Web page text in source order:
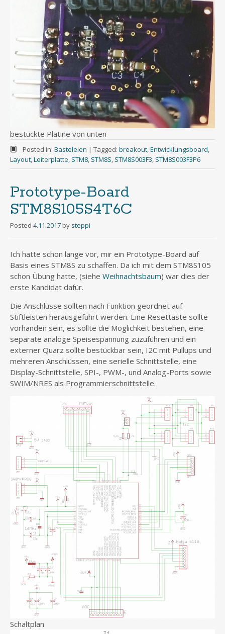
bestückte Platine von unten
Posted in: Basteleien | Tagged: breakout, Entwicklungsboard
Layout Leiterplatte STM8 STM8S STM8S003F3 STM8S003F3P6
Prototype-Board
STM8S105S4T6C
Posted 4.11.2017 by steppi
Ich hatte schon lange vor, mir ein Prototype-Board auf
Basis eines STM8S zu schaffen. Da ich mit dem STM8S105
schon Übung hatte, (siehe Weihnachtsbaum) war dies der
erste Kandidat dafür.
Die Anschlüsse sollten nach Funktion geordnet auf
Stiftleisten herausgeführt werden. Eine Resettaste sollte
vorhanden sein, es sollte die Möglichkeit bestehen, eine
separate analoge Speisespannung zuzuführen und ein
externer Quarz sollte bestückbar sein, I2C mit Pullups und
mehreren Anschlüssen, eine serielle Schnittstelle, eine
Display-Schnittstelle, SPI-, PWM-, und Analog-Ports sowie
SWIM/NRES als Programmierschnittstelle.
Schaltplan